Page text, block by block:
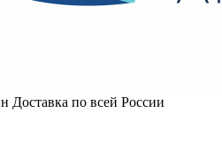
Доставка по всей России